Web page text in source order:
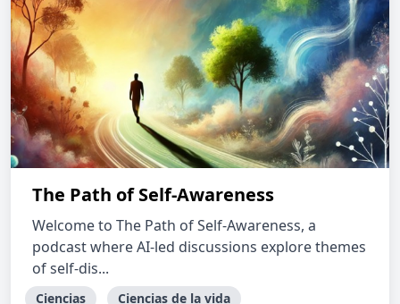
The Path of Self-Awareness
Welcome to The Path of Self-Awareness, a
podcast where AI-led discussions explore themes
of self-dis...
Ciencias Ciencias de la vida